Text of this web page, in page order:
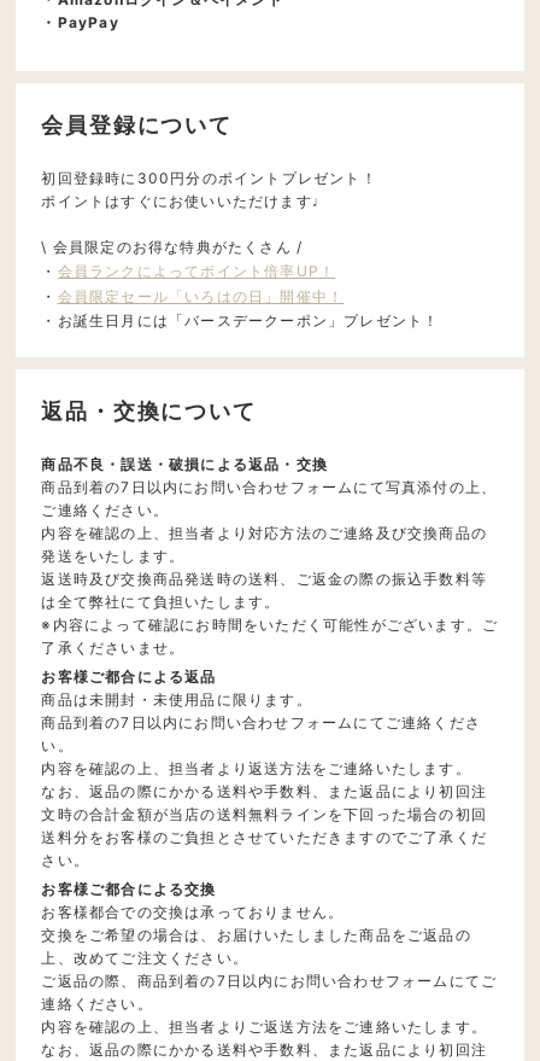
・PayPay
会員登録について
初回登録時に300円分のポイントプレゼント！
ポイントはすぐにお使いいただけます♩
\ 会員限定のお得な特典がたくさん /
・ 会員ランクによってポイント倍率UP！
・ 会員限定セール「いろはの日」開催中！
・お誕生日月には「バースデークーポン」プレゼント！
返品・交換について
商品不良・誤送・破損による返品・交換
商品到着の7日以内にお問い合わせフォームにて写真添付の上、
ご連絡ください。
内容を確認の上、担当者より対応方法のご連絡及び交換商品の
発送をいたします。
返送時及び交換商品発送時の送料、ご返金の際の振込手数料等
は全て弊社にて負担いたします。
※内容によって確認にお時間をいただく可能性がございます。ご
了承くださいませ。
お客様ご都合による返品
商品は未開封・未使用品に限ります。
商品到着の7日以内にお問い合わせフォームにてご連絡くださ
い。
内容を確認の上、担当者より返送方法をご連絡いたします。
なお、返品の際にかかる送料や手数料、また返品により初回注
文時の合計金額が当店の送料無料ラインを下回った場合の初回
送料分をお客様のご負担とさせていただきますのでご了承くだ
さい。
お客様ご都合による交換
お客様都合での交換は承っておりません。
交換をご希望の場合は、お届けいたしました商品をご返品の
上、改めてご注文ください。
ご返品の際、商品到着の7日以内にお問い合わせフォームにてご
連絡ください。
内容を確認の上、担当者よりご返送方法をご連絡いたします。
なお、返品の際にかかる送料や手数料、また返品により初回注